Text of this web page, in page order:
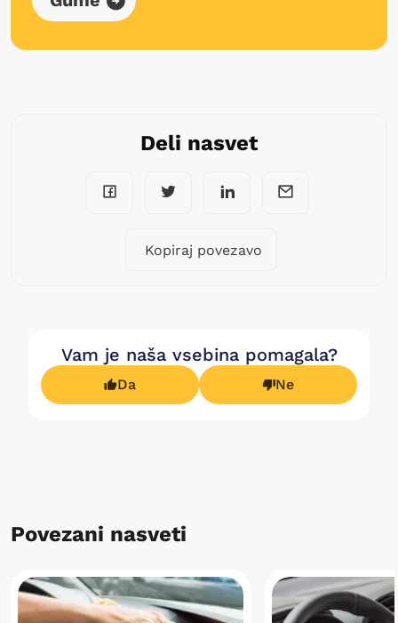
Deli nasvet
Kopiraj povezavo
Vam je naša vsebina pomagala?
Da Ne
Povezani nasveti